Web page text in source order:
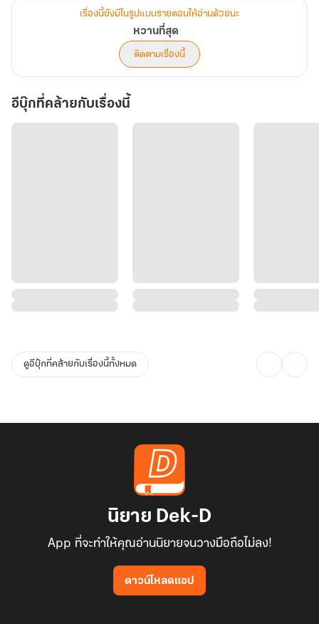
“น้องพุดก็บอกว่าน้องพุดโตแล้วไงคะ”
ธีธัช พุดพิชญา (พี่ดิน น้องพุด)
เรื่องนี้ยังมีในรูปแบบรายตอนให้อ่านด้วยนะ
หวานที่สุด
ติดตามเรื่องนี้
อีบุ๊กที่คล้ายกับเรื่องนี้
ดูอีบุ๊กที่คล้ายกับเรื่องนี้ทั้งหมด
นิยาย Dek-D
App ที่จะทำให้คุณอ่านนิยายจนวางมือถือไม่ลง!
ดาวน์โหลดแอป